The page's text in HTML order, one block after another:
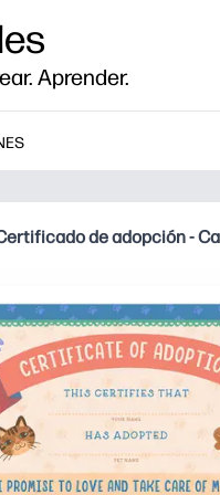
Aprender.
de adopción -